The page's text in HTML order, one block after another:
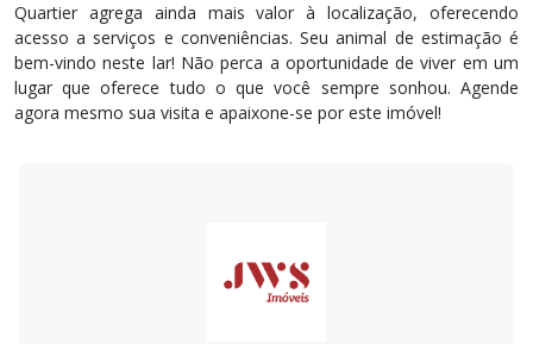
Quartier agrega ainda mais valor à localização, oferecendo
acesso a serviços e conveniências. Seu animal de estimação é
bem-vindo neste lar! Não perca a oportunidade de viver em um
lugar que oferece tudo o que você sempre sonhou. Agende
agora mesmo sua visita e apaixone-se por este imóvel!